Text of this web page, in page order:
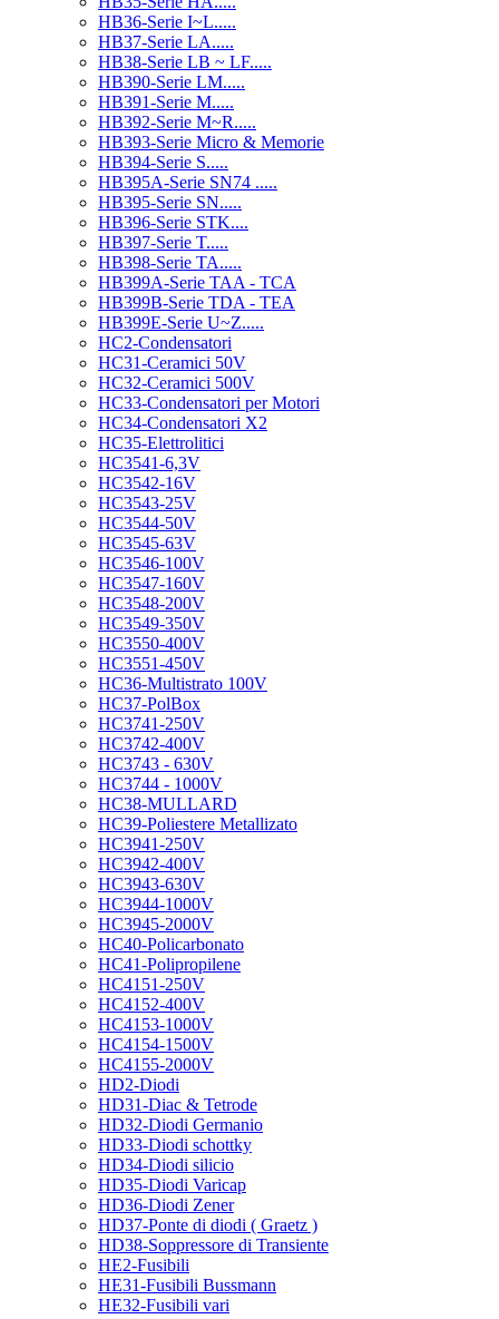
HB36-Serie I~L.....
HB37-Serie LA.....
HB38-Serie LB ~ LF.....
HB390-Serie LM.....
HB391-Serie M.....
HB392-Serie M~R.....
HB393-Serie Micro & Memorie
HB394-Serie S.....
HB395A-Serie SN74 .....
HB395-Serie SN.....
HB396-Serie STK....
HB397-Serie T.....
HB398-Serie TA.....
HB399A-Serie TAA - TCA
HB399B-Serie TDA - TEA
HB399E-Serie U~Z.....
HC2-Condensatori
HC31-Ceramici 50V
HC32-Ceramici 500V
HC33-Condensatori per Motori
HC34-Condensatori X2
HC35-Elettrolitici
HC3541-6,3V
HC3542-16V
HC3543-25V
HC3544-50V
HC3545-63V
HC3546-100V
HC3547-160V
HC3548-200V
HC3549-350V
HC3550-400V
HC3551-450V
HC36-Multistrato 100V
HC37-PolBox
HC3741-250V
HC3742-400V
HC3743 - 630V
HC3744 - 1000V
HC38-MULLARD
HC39-Poliestere Metallizato
HC3941-250V
HC3942-400V
HC3943-630V
HC3944-1000V
HC3945-2000V
HC40-Policarbonato
HC41-Polipropilene
HC4151-250V
HC4152-400V
HC4153-1000V
HC4154-1500V
HC4155-2000V
HD2-Diodi
HD31-Diac & Tetrode
HD32-Diodi Germanio
HD33-Diodi schottky
HD34-Diodi silicio
HD35-Diodi Varicap
HD36-Diodi Zener
HD37-Ponte di diodi ( Graetz )
HD38-Soppressore di Transiente
HE2-Fusibili
HE31-Fusibili Bussmann
HE32-Fusibili vari